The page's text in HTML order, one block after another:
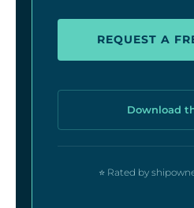
REQUEST A
Download
⭐ Rated by